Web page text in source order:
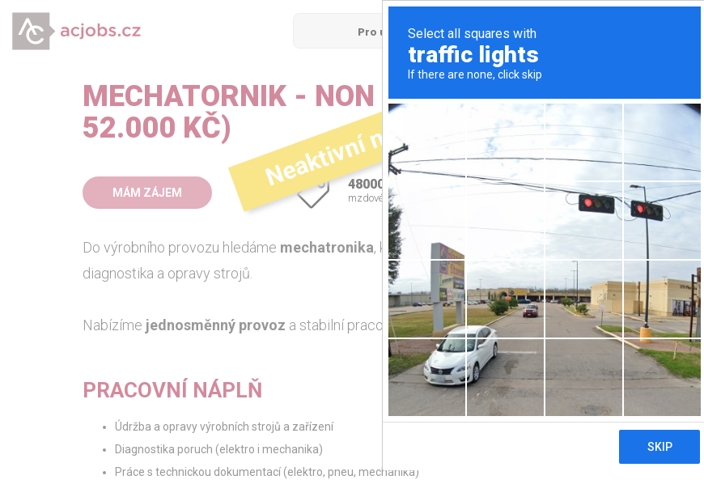
Pro uchazeče
MECHATORNIK - NON AUTOMOTIVE (48-
52.000 KČ)
Neaktivní nabídka
MÁM ZÁJEM
48000 - 52000 Kč
mzdové ohodnocení
Dobřany
Do výrobního provozu hledáme mechatronika, který rozumí elektřině i mechanice a baví ho
diagnostika a opravy strojů.
Nabízíme jednosměnný provoz a stabilní pracovní režim. Zašlete svůj životopis.
PRACOVNÍ NÁPLŇ
Údržba a opravy výrobních strojů a zařízení
Diagnostika poruch (elektro i mechanika)
Práce s technickou dokumentací (elektro, pneu, mechanika)